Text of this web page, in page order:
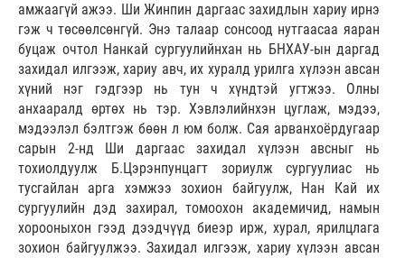
амжаагүй ажээ. Ши Жинпин даргаас захидлын хариу ирнэ
гэж ч төсөөлсөнгүй. Энэ талаар сонсоод нутгаасаа яаран
буцаж очтол Нанкай сургуулийнхан нь БНХАУ-ын даргад
захидал илгээж, хариу авч, их хуралд урилга хүлээн авсан
хүний нэг гэдгээр нь тун ч хүндтэй угтжээ. Олны
анхааралд өртөх нь тэр. Хэвлэлийнхэн цуглаж, мэдээ,
мэдээлэл бэлтгэж бөөн л юм болж. Сая арванхоёрдугаар
сарын 2-нд Ши даргаас захидал хүлээн авсныг нь
тохиолдуулж Б.Цэрэнпунцагт зориулж сургуулиас нь
тусгайлан арга хэмжээ зохион байгуулж, Нан Кай их
сургуулийн дэд захирал, томоохон академичид, намын
хорооныхон гээд дээдчүүд биеэр ирж, хурал, ярилцлага
зохион байгуулжээ. Захидал илгээж, хариу хүлээн авсан